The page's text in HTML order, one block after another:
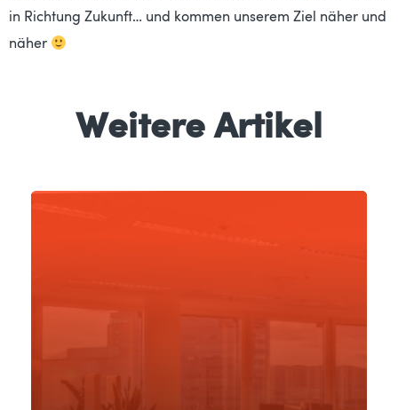
in Richtung Zukunft… und kommen unserem Ziel näher und
näher
Weitere Artikel